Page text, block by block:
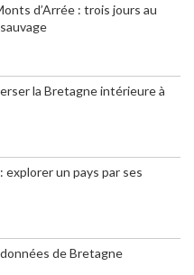
d’Arrée : trois jours au
la Bretagne intérieure à
explorer un pays par ses
de Bretagne